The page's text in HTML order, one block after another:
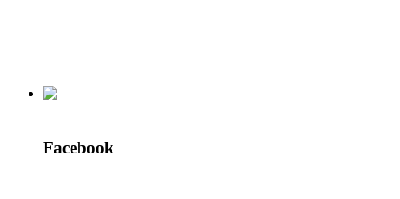
Facebook